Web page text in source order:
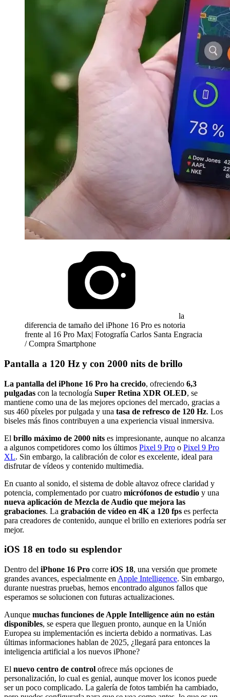
la
diferencia de tamaño del iPhone 16 Pro es notoria
frente al 16 Pro Max| Fotografía Carlos Santa Engracia
/ Compra Smartphone
Pantalla a 120 Hz y con 2000 nits de brillo
La pantalla del iPhone 16 Pro ha crecido, ofreciendo 6,3
pulgadas con la tecnología Super Retina XDR OLED, se
mantiene como una de las mejores opciones del mercado, gracias a
sus 460 píxeles por pulgada y una tasa de refresco de 120 Hz. Los
biseles más finos contribuyen a una experiencia visual inmersiva.
El brillo máximo de 2000 nits es impresionante, aunque no alcanza
a algunos competidores como los últimos Pixel 9 Pro o Pixel 9 Pro
XL. Sin embargo, la calibración de color es excelente, ideal para
disfrutar de vídeos y contenido multimedia.
En cuanto al sonido, el sistema de doble altavoz ofrece claridad y
potencia, complementado por cuatro micrófonos de estudio y una
nueva aplicación de Mezcla de Audio que mejora las
grabaciones. La grabación de vídeo en 4K a 120 fps es perfecta
para creadores de contenido, aunque el brillo en exteriores podría ser
mejor.
iOS 18 en todo su esplendor
Dentro del iPhone 16 Pro corre iOS 18, una versión que promete
grandes avances, especialmente en Apple Intelligence. Sin embargo,
durante nuestras pruebas, hemos encontrado algunos fallos que
esperamos se solucionen con futuras actualizaciones.
Aunque muchas funciones de Apple Intelligence aún no están
disponibles, se espera que lleguen pronto, aunque en la Unión
Europea su implementación es incierta debido a normativas. Las
últimas informaciones hablan de 2025, ¿llegará para entonces la
inteligencia artificial a los nuevos iPhone?
El nuevo centro de control ofrece más opciones de
personalización, lo cual es genial, aunque mover los iconos puede
ser un poco complicado. La galería de fotos también ha cambiado,